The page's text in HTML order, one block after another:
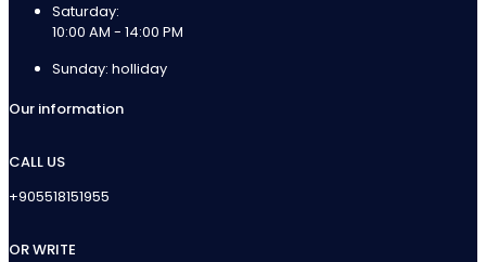
Saturday:
10:00 AM - 14:00 PM
Sunday: holliday
Our information
CALL US
+905518151955
OR WRITE